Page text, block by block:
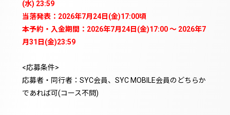
(水) 23:59
当落発表： 2026年7月24日(金)17:00頃
本予約・入金期間 ： 2026年7月24日(金)17:00〜 2026年7
月31日(金)23:59
<応募条件>
応募者・同行者：SYC会員、SYC MOBILE会員のどちらか
であれば可(コース不問)